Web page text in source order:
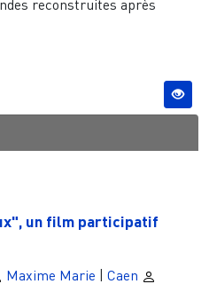
reconstruites après
un film participatif
Maxime Marie | Caen